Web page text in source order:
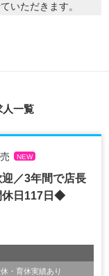
いただきます。
人一覧
NEW
／3年間で店長
休日117日◆
・育休実績あり